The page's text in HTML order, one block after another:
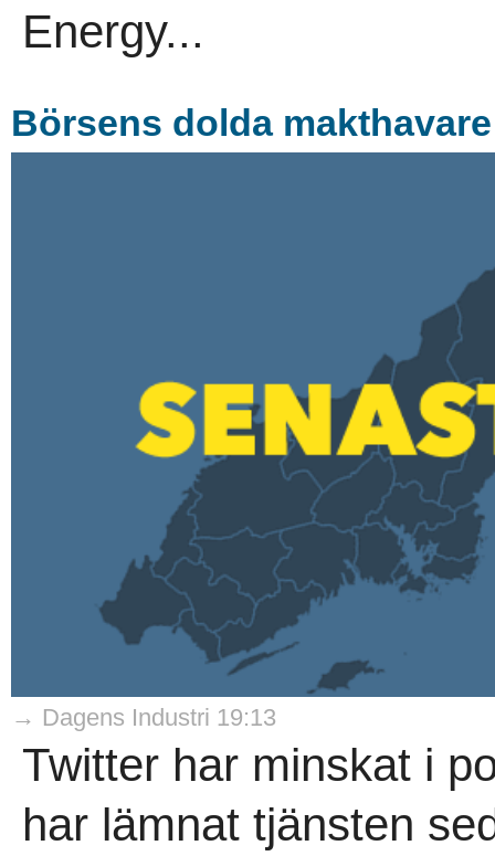
Energy...
Börsens dolda makthavare
→ Dagens Industri 19:13
Twitter har minskat i
har lämnat tjänsten